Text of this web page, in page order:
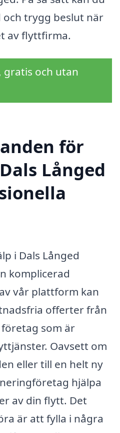
trygg beslut när
av flyttfirma.
gratis och utan
för
Långed
i Dals Långed
komplicerad
vår plattform kan
offerter från
som är
Oavsett om
eller till en helt ny
hjälpa
av din flytt. Det
är att fylla i några